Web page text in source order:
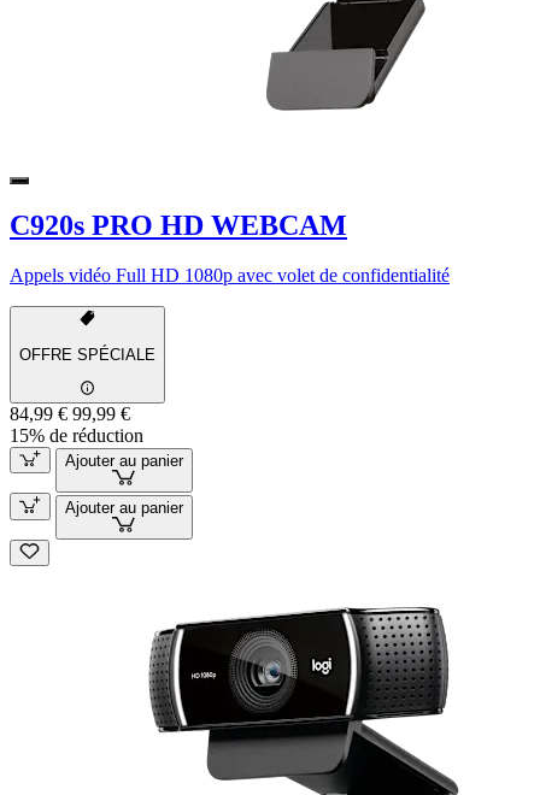
C920s PRO HD WEBCAM
Appels vidéo Full HD 1080p avec volet de confidentialité
OFFRE SPÉCIALE
84,99 € 99,99 €
15% de réduction
Ajouter au panier
Ajouter au panier